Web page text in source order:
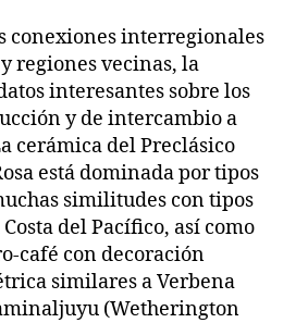
conexiones interregionales
regiones vecinas, la
interesantes sobre los
y de intercambio a
cerámica del Preclásico
está dominada por tipos
similitudes con tipos
del Pacífico, así como
café con decoración
similares a Verbena
(Wetherington